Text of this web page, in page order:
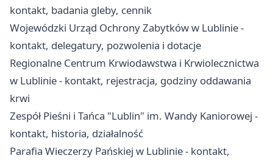
kontakt, badania gleby, cennik
Wojewódzki Urząd Ochrony Zabytków w Lublinie -
kontakt, delegatury, pozwolenia i dotacje
Regionalne Centrum Krwiodawstwa i Krwiolecznictwa
w Lublinie - kontakt, rejestracja, godziny oddawania
krwi
Zespół Pieśni i Tańca "Lublin" im. Wandy Kaniorowej -
kontakt, historia, działalność
Parafia Wieczerzy Pańskiej w Lublinie - kontakt,